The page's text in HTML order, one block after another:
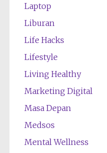
Laptop
Liburan
Life Hacks
Lifestyle
Living Healthy
Marketing Digital
Masa Depan
Medsos
Mental Wellness